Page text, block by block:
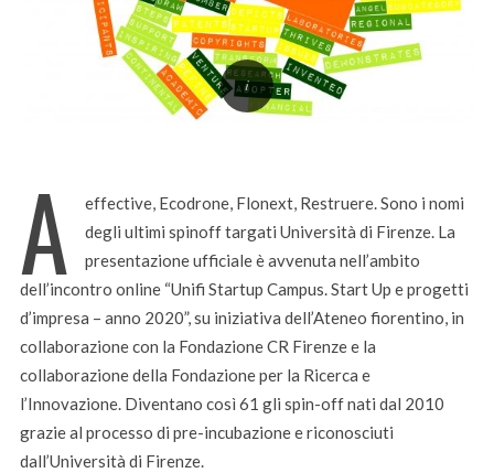
A
effective, Ecodrone, Flonext, Restruere. Sono i nomi
degli ultimi spinoff targati Università di Firenze. La
presentazione ufficiale è avvenuta nell’ambito
dell’incontro online “Unifi Startup Campus. Start Up e progetti
d’impresa – anno 2020”, su iniziativa dell’Ateneo fiorentino, in
collaborazione con la Fondazione CR Firenze e la
collaborazione della Fondazione per la Ricerca e
l’Innovazione. Diventano così 61 gli spin-off nati dal 2010
grazie al processo di pre-incubazione e riconosciuti
dall’Università di Firenze.